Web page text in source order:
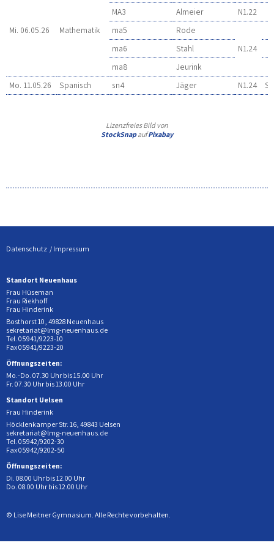
Mi. 06.05.26 Mathematik
MA3
Almeier
N1.22
ma5
Rode
N1.24
ma6
Stahl
ma8
Jeurink
Mo. 11.05.26
Spanisch sn4 Jäger N1.24
Lizenzfreies Bild von
StockSnapaufPixabay
Datenschutz Impressum
Standort Neuenhaus
Frau Hüseman
Frau Riekhoff
Frau Hinderink
Bosthorst 10, 49828 Neuenhaus
sekretariat@lmg-neuenhaus.de
Tel. 05941/9223-10
Fax 05941/9223-20
Öffnungszeiten:
Mo.-Do. 07.30 Uhr bis 15.00 Uhr
Fr. 07.30 Uhr bis 13.00 Uhr
Standort Uelsen
Frau Hinderink
Höcklenkamper Str. 16, 49843 Uelsen
sekretariat@lmg-neuenhaus.de
Tel. 05942/9202-30
Fax 05942/9202-50
Öffnungszeiten:
Di. 08.00 Uhr bis 12.00 Uhr
Do. 08.00 Uhr bis 12.00 Uhr
© Lise Meitner Gymnasium. Alle Rechte vorbehalten.